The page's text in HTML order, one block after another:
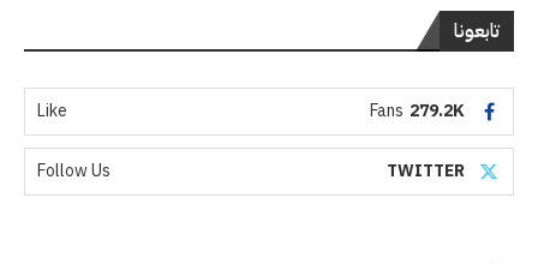
تابعونا
279.2K
Fans
Like
TWITTER
Follow Us